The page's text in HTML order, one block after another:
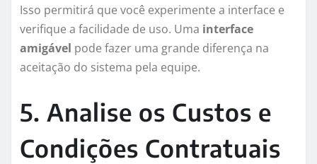
Isso permitirá que você experimente a interface e
verifique a facilidade de uso. Uma interface
amigável pode fazer uma grande diferença na
aceitação do sistema pela equipe.
5. Analise os Custos e
Condições Contratuais